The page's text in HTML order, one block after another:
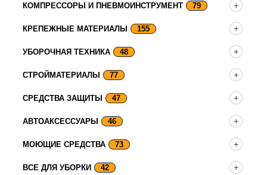
КОМПРЕССОРЫ И ПНЕВМОИНСТРУМЕНТ 79
КРЕПЕЖНЫЕ МАТЕРИАЛЫ 155
УБОРОЧНАЯ ТЕХНИКА 48
СТРОЙМАТЕРИАЛЫ 77
СРЕДСТВА ЗАЩИТЫ 47
АВТОАКСЕССУАРЫ 46
МОЮЩИЕ СРЕДСТВА 73
ВСЕ ДЛЯ УБОРКИ 42